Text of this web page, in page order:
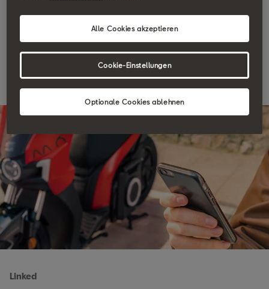
Linked
Optionale Cookies ablehnen
Alle Cookies akzeptieren
Cookie-Einstellungen